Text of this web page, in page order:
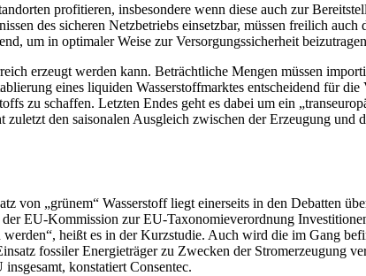
profitieren, insbesondere wenn diese auch zur
des sicheren Netzbetriebs einsetzbar, müssen freilich auch
um in optimaler Weise zur Versorgungssicherheit
erzeugt werden kann. Beträchtliche Mengen müssen
eines liquiden Wasserstoffmarktes entscheidend für die
zu schaffen. Letzten Endes geht es dabei um ein
den saisonalen Ausgleich zwischen der Erzeugung und
„grünem“ Wasserstoff liegt einerseits in den Debatten
EU-Kommission zur EU-Taxonomieverordnung
heißt es in der Kurzstudie. Auch wird die im Gang
fossiler Energieträger zu Zwecken der Stromerzeugung
konstatiert Consentec.